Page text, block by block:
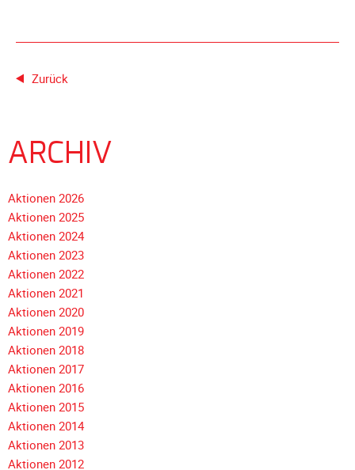
Galerie
2020
2019
Galerie
2018
Galerie
2017
Galerie
2016
Galerie
2015
Galerie
2014
Galerie
2013
Zurück
ARCHIV
Aktionen 2026
Aktionen 2025
Aktionen 2024
Aktionen 2023
Aktionen 2022
Aktionen 2021
Aktionen 2020
Aktionen 2019
Aktionen 2018
Navigation
überspringen
Aktionen 2017
Aktionen 2016
Aktionen 2015
Aktionen 2014
Aktionen 2013
Aktionen 2012